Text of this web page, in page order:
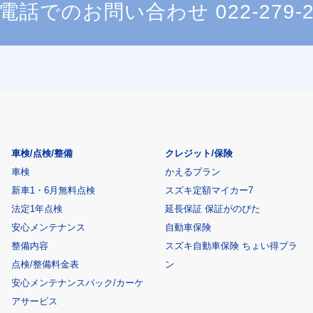
電話でのお問い合わせ 022-279-
車検/点検/整備
車検
新車1・6月無料点検
法定1年点検
安心メンテナンス
整備内容
点検/整備料金表
安心メンテナンスパック/カーケ
アサービス
クレジット/保険
かえるプラン
スズキ定額マイカー7
延長保証 保証がのびた
自動車保険
スズキ自動車保険 ちょい得プラ
ン